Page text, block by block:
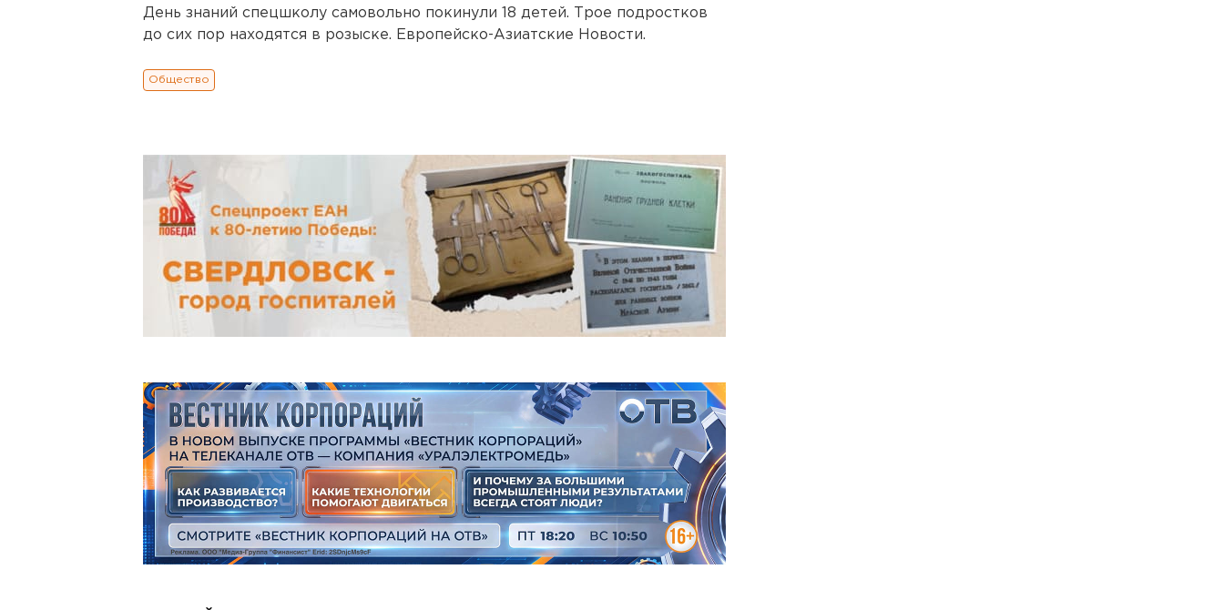
День знаний спецшколу самовольно покинули 18 детей. Трое подростков
до сих пор находятся в розыске. Европейско-Азиатские Новости.
Общество